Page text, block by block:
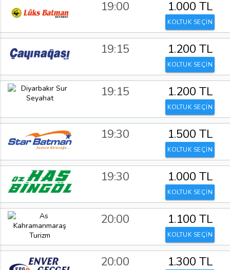
19:00 1.000 TL
KOLTUK SEÇİN
19:15 1.200 TL
KOLTUK SEÇİN
19:15 1.200 TL
KOLTUK SEÇİN
19:30 1.500 TL
KOLTUK SEÇİN
19:30 1.000 TL
KOLTUK SEÇİN
20:00 1.100 TL
KOLTUK SEÇİN
20:00 1.300 TL